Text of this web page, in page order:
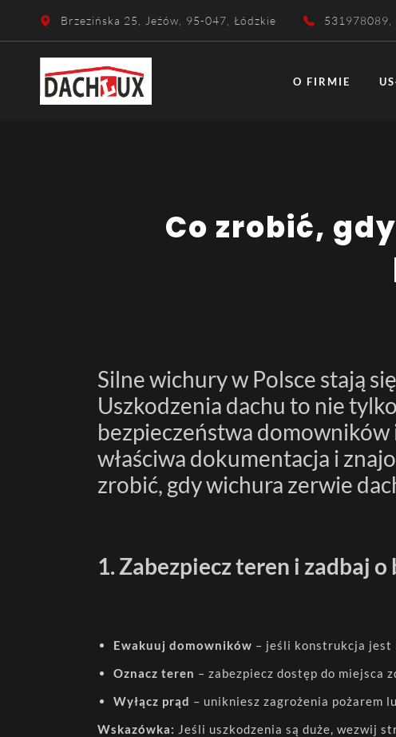
Brzezińska 25 Jeżów 95-047 Łódzkie 531978089,
O FIRMIE
Co zrobić, gdy wichura zerwie dach? Prawne i
Silne wichury w Polsce stają się coraz częstsze, a ich skutki – coraz poważniejsze.
Uszkodzenia dachu to nie
bezpieczeństwa domowników
właściwa dokumentacja i
zrobić, gdy wichura zerwie
1. Zabezpiecz teren i zadbaj
Ewakuuj domowników – jeśli konstrukcja jest
Oznacz teren – zabezpiecz dostęp do miejsca
Wyłącz prąd – unikniesz zagrożenia pożarem
Wskazówka: Jeśli uszkodzenia są duże, wezwij